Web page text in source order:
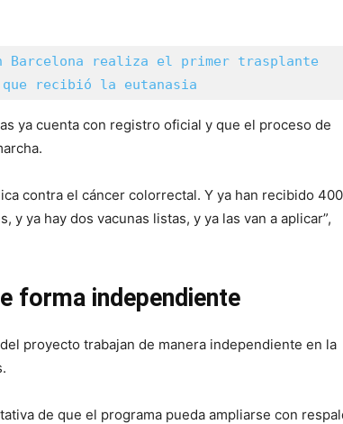
Barcelona realiza el primer trasplante
recibió la eutanasia
ya cuenta con registro oficial y que el proceso de
contra el cáncer colorrectal. Y ya han recibido 400
ya hay dos vacunas listas, y ya las van a aplicar”,
forma independiente
proyecto trabajan de manera independiente en la
de que el programa pueda ampliarse con